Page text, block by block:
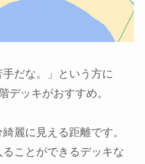
手だな。」という方に
デッキがおすすめ。
麗に見える距離です。
ことができるデッキな